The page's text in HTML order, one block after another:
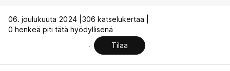
06. joulukuuta 2024 | 306 katselukertaa |
0 henkeä piti tätä hyödyllisenä
Tilaa